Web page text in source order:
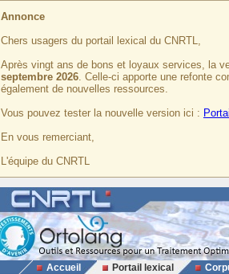
Annonce
Chers usagers du portail lexical du CNRTL,
Après vingt ans de bons et loyaux services, la
septembre 2026. Celle-ci apporte une refonte
également de nouvelles ressources.
Vous pouvez tester la nouvelle version ici :
En vous remerciant,
L'équipe du CNRTL
Accueil Portail lexical